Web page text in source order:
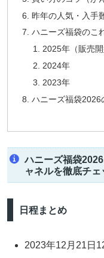
昨年の人気・入手
ハニーズ福袋のこ
2025年（販売
2024年
2023年
ハニーズ福袋2026
ハニーズ福袋
ャネルを徹底チェ
日程まとめ
2023年12月21日